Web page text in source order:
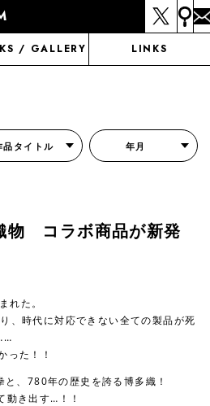
/ GALLERY LINKS
品タイトル 年月
物 コラボ商品が新発
れた。
、時代に対応できない全ての製品が死
った！！
、780年の歴史を誇る博多織！
動き出す…！！